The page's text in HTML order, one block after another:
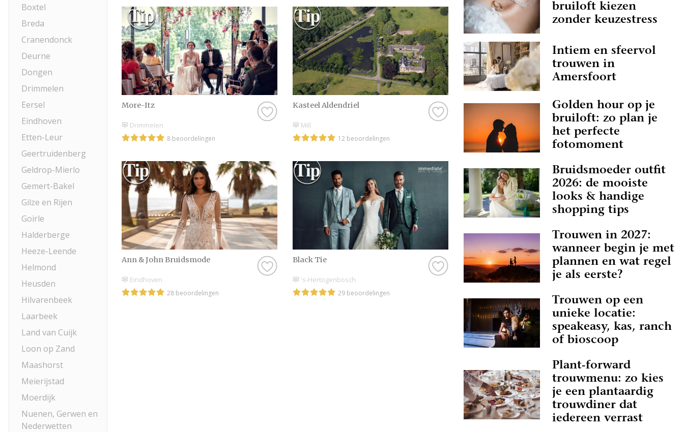
Boxtel
Breda
Cranendonck
Deurne
Dongen
Drimmelen
Eersel
Eindhoven
Etten-Leur
Geertruidenberg
Geldrop-Mierlo
Gemert-Bakel
Gilze en Rijen
Goirle
Halderberge
Heeze-Leende
Helmond
Heusden
Hilvarenbeek
Laarbeek
Land van Cuijk
Loon op Zand
Maashorst
Meierijstad
Moerdijk
Nuenen, Gerwen en
Nederwetten
More-Itz
Drimmelen
8 beoordelingen
Kasteel Aldendriel
Mill
12 beoordelingen
Ann & John Bruidsmode
Eindhoven
28 beoordelingen
Black Tie
's-Hertogenbosch
29 beoordelingen
bruiloft kiezen
zonder keuzestress
Intiem en sfeervol
trouwen in
Amersfoort
Golden hour op je
bruiloft: zo plan je
het perfecte
fotomoment
Bruidsmoeder outfit
2026: de mooiste
looks & handige
shopping tips
Trouwen in 2027:
wanneer begin je met
plannen en wat regel
je als eerste?
Trouwen op een
unieke locatie:
speakeasy, kas, ranch
of bioscoop
Plant-forward
trouwmenu: zo kies
je een plantaardig
trouwdiner dat
iedereen verrast